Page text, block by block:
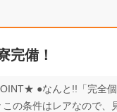
完備！
●なんと!!「完全
の条件はレアなので